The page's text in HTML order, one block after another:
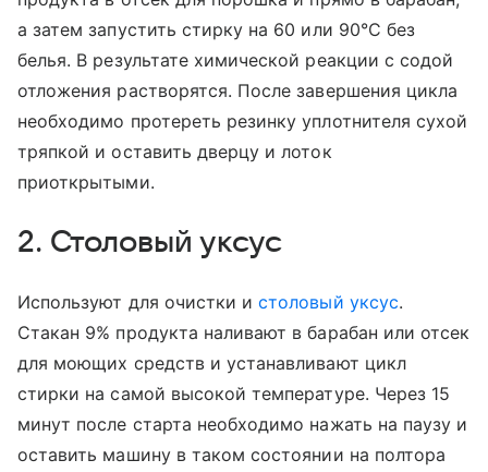
а затем запустить стирку на 60 или 90°С без
белья. В результате химической реакции с содой
отложения растворятся. После завершения цикла
необходимо протереть резинку уплотнителя сухой
тряпкой и оставить дверцу и лоток
приоткрытыми.
2. Столовый уксус
Используют для очистки истоловый уксус.
Стакан 9% продукта наливают в барабан или отсек
для моющих средств и устанавливают цикл
стирки на самой высокой температуре. Через 15
минут после старта необходимо нажать на паузу и
оставить машину в таком состоянии на полтора